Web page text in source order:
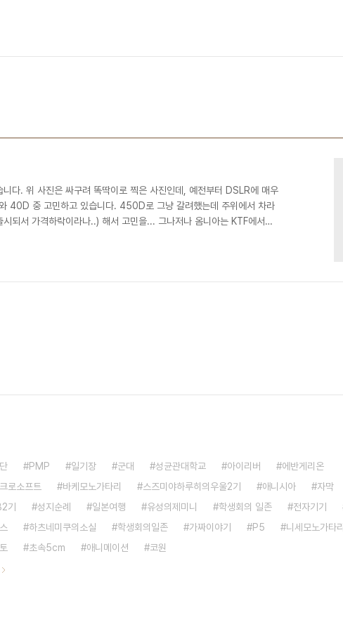
니다. 위 사진은 싸구려 똑딱이로 찍은 사진인데, 예전부터 DSLR에 매우
40D 중 고민하고 있습니다. 450D로 그냥 갈려했는데 주위에서 차라
되서 가격하락이라나..) 해서 고민을... 그나저나 옴니아는 KTF에서
택한 녀석이라 할 수 있죠... 라지만 출혈이 심한건 사실.. 일단 스마트폰
시간이 지나봐야 알겠죠 -0-;; 잘못하면 단..
PMP 일기장 군대 성균관대학교 아이리버
에반게리온
로소프트
바케모노가타리 스즈미야하루히의우울2기 애니시아 자막
기
성지순례 일본여행 유성의제미니 학생회의 일존 전자기기
하츠네미쿠의소실 학생회의일존 가짜이야기 P5
니세모노가타리
초속5cm 애니메이션 코원